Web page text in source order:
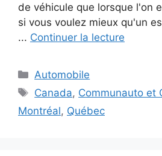
de véhicule que lorsque l'on
si vous voulez mieux qu'un
... Continuer la lecture
Catégories
Automobile
Étiquettes
Canada, Communauto et
Montréal, Québec